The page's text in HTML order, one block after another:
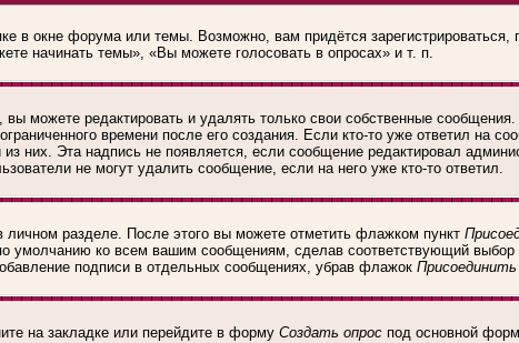
в окне форума или темы. Возможно, вам придётся
начинать темы», «Вы можете голосовать в опросах» и т. п.
можете редактировать и удалять только свои собственные
времени после его создания. Если кто-то уже ответил на
них. Эта надпись не появляется, если сообщение редактировал
не могут удалить сообщение, если на него уже кто-то ответил.
разделе. После этого вы можете отметить флажком пункт
умолчанию ко всем вашим сообщениям, сделав соответствующий
подписи в отдельных сообщениях, убрав флажок Присоединить
на закладке или перейдите в форму Создать опрос под основной